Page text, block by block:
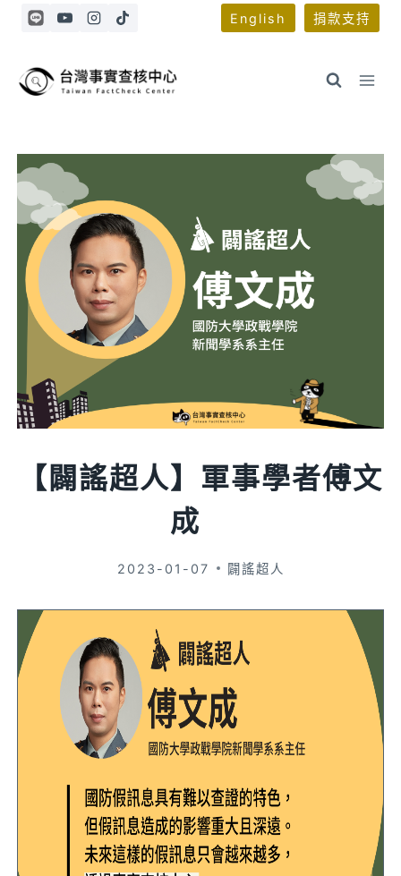
Skip
English 捐款支持
【闢謠超人】軍事學者傅文
成
2023-01-07 闢謠超人